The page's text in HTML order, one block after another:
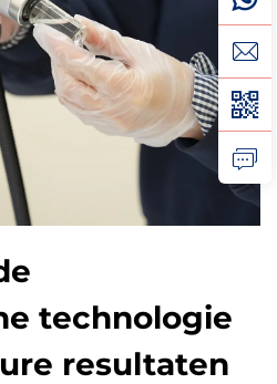
technologie
resultaten